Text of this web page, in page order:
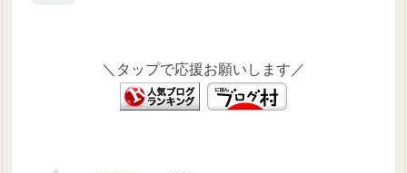
＼タップで応援お願いします／